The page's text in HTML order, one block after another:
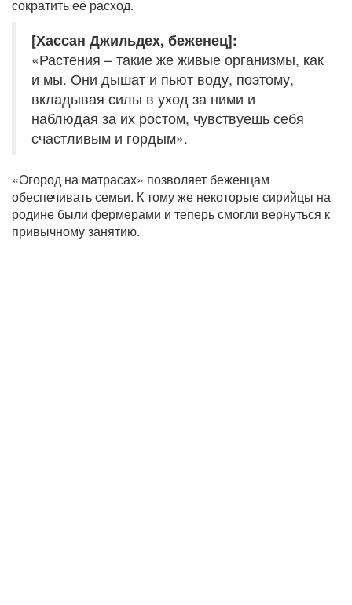
сократить её расход.
[Хассан Джильдех, беженец]:
«Растения – такие же живые организмы, как
и мы. Они дышат и пьют воду, поэтому,
вкладывая силы в уход за ними и
наблюдая за их ростом, чувствуешь себя
счастливым и гордым».
«Огород на матрасах» позволяет беженцам
обеспечивать семьи. К тому же некоторые сирийцы на
родине были фермерами и теперь смогли вернуться к
привычному занятию.